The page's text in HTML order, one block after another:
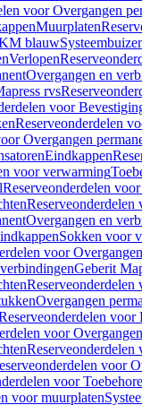
voor Overgangen
Muurplaten
blauw
Verlopen
Overgangen en
rvs
voor
Reserveonderdelen
Overgangen
Eindkappen
voor verwarming
Reserveonderdelen
Reserveonderdelen
Overgangen en
Sokken voor
voor
Geberit
Reserveonderdelen
Overgangen
voor
voor
Reserveonderdelen
voor
voor
voor muurplaten